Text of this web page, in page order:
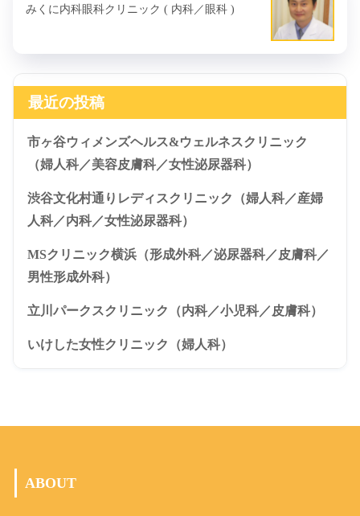
みくに内科眼科クリニック ( 内科／眼科 )
最近の投稿
市ヶ谷ウィメンズヘルス&ウェルネスクリニック
（婦人科／美容皮膚科／女性泌尿器科）
渋谷文化村通りレディスクリニック（婦人科／産婦
人科／内科／女性泌尿器科）
MSクリニック横浜（形成外科／泌尿器科／皮膚科／
男性形成外科）
立川パークスクリニック（内科／小児科／皮膚科）
いけした女性クリニック（婦人科）
ABOUT